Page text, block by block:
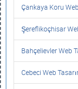
Çankaya Koru
Şereflikoçhisar
Bahçelievler Web
Cebeci Web